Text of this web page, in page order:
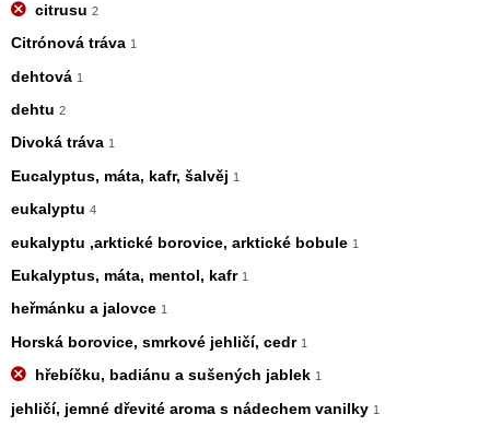
citrusu 2
Citrónová tráva 1
dehtová 1
dehtu 2
Divoká tráva 1
Eucalyptus, máta, kafr, šalvěj 1
eukalyptu 4
eukalyptu ,arktické borovice, arktické bobule 1
Eukalyptus, máta, mentol, kafr 1
heřmánku a jalovce 1
Horská borovice, smrkové jehličí, cedr 1
hřebíčku, badiánu a sušených jablek 1
jehličí, jemné dřevité aroma s nádechem vanilky 1